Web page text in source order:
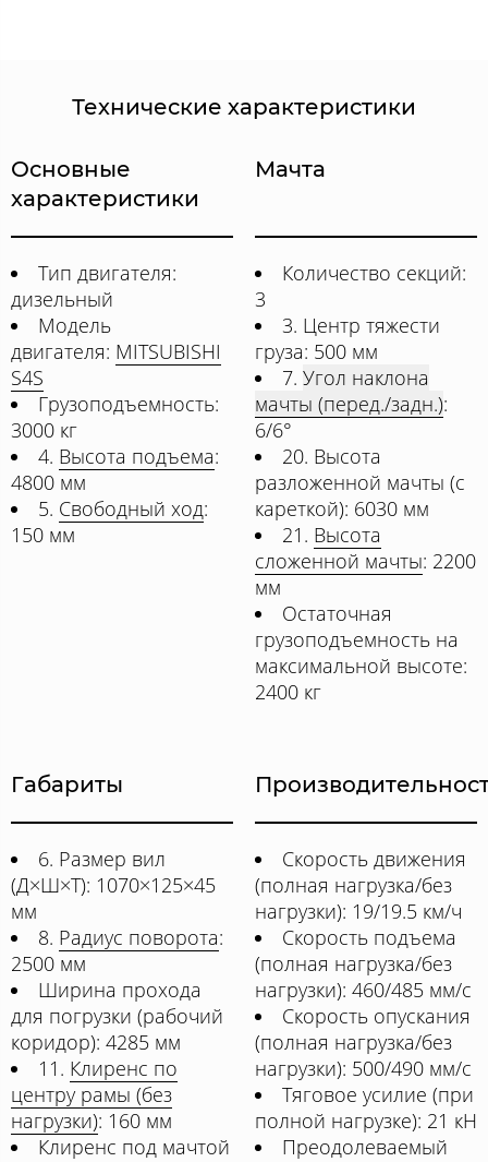
Технические характеристики
Основные
характеристики
Тип двигателя:
дизельный
Модель
двигателя: MITSUBISHI
S4S
Грузоподъемность:
3000 кг
4. Высота подъема:
4800 мм
5. Свободный ход:
150 мм
Мачта
Количество секций:
3
3. Центр тяжести
груза: 500 мм
7. Угол наклона
мачты (перед./задн.):
6/6°
20. Высота
разложенной мачты (с
кареткой): 6030 мм
21. Высота
сложенной мачты: 2200
мм
Остаточная
грузоподъемность на
максимальной высоте:
2400 кг
Габариты
6. Размер вил
(Д×Ш×Т): 1070×125×45
мм
8. Радиус поворота:
2500 мм
Ширина прохода
для погрузки (рабочий
коридор): 4285 мм
11. Клиренс по
центру рамы (без
нагрузки): 160 мм
Клиренс под мачтой
Скорость движения
(полная нагрузка/без
нагрузки): 19/19.5 км/ч
Скорость подъема
(полная нагрузка/без
нагрузки): 460/485 мм/с
Скорость опускания
(полная нагрузка/без
нагрузки): 500/490 мм/с
Тяговое усилие (при
полной нагрузке): 21 кН
Преодолеваемый